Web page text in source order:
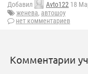
Добавил Avto122 18
женева, автошоу
нет комментариев
Комментарии